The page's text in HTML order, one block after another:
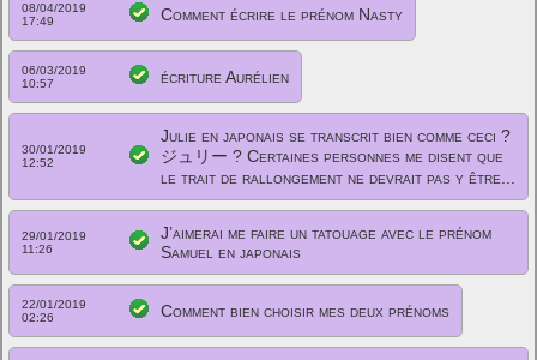
08/04/2019
17:49
Comment écrire le prénom Nasty
06/03/2019
10:57
écriture Aurélien
30/01/2019
12:52
Julie en japonais se transcrit bien comme ceci ?
ジュリー ? Certaines personnes me disent que
le trait de rallongement ne devrait pas y être...
29/01/2019
11:26
J’aimerai me faire un tatouage avec le prénom
Samuel en japonais
22/01/2019
02:26
Comment bien choisir mes deux prénoms